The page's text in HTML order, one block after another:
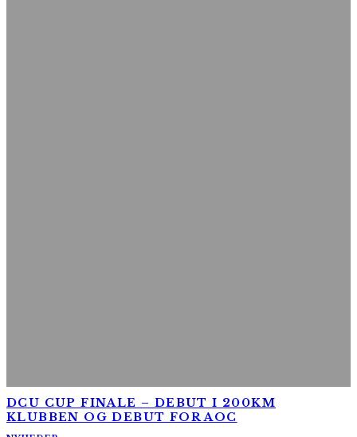
DCU CUP FINALE – DEBUT I 200KM
KLUBBEN OG DEBUT FOR AOC